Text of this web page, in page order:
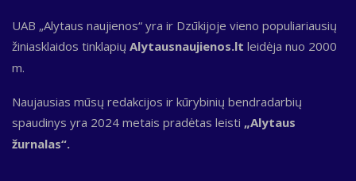
UAB „Alytaus naujienos“ yra ir Dzūkijoje vieno populiariausių
žiniasklaidos tinklapių Alytausnaujienos.lt leidėja nuo 2000
m.
Naujausias mūsų redakcijos ir kūrybinių bendradarbių
spaudinys yra 2024 metais pradėtas leisti „Alytaus
žurnalas“.